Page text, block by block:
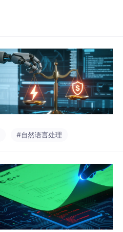
#自然语言处理